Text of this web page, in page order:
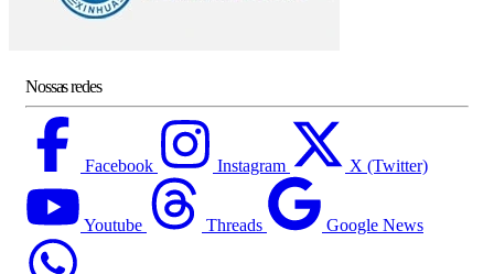
Nossas redes
Facebook Instagram X (Twitter)
Youtube Threads Google News